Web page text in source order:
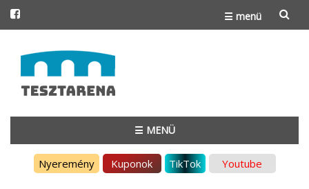
☰ menü
to
content
☰ MENÜ
Nyeremény Kuponok TikTok Youtube